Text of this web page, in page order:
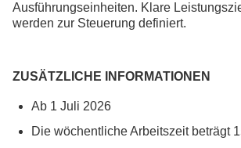
Ausführungseinheiten. Klare
werden zur Steuerung definiert.
ZUSÄTZLICHE INFORMATIONEN
Ab 1 Juli 2026
Die wöchentliche Arbeitszeit beträgt